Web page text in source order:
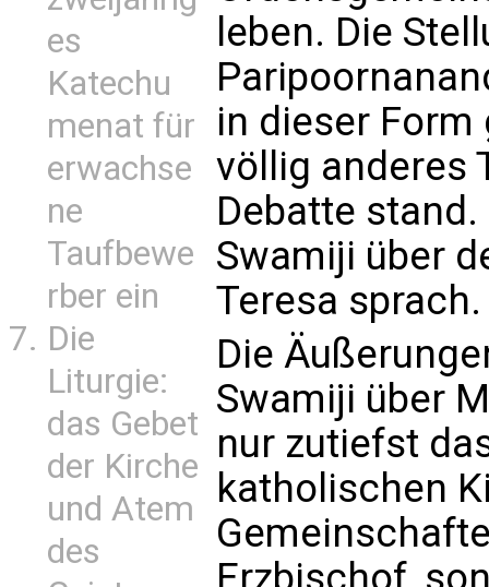
es
Katechu
menat für
erwachse
ne
Taufbewe
rber ein
Die
Liturgie:
das Gebet
der Kirche
und Atem
des
leben. Die
in dieser
völlig anderes
Debatte
Swamiji über
Teresa sprach.
Die
Swamiji über
nur zutiefst
katholischen